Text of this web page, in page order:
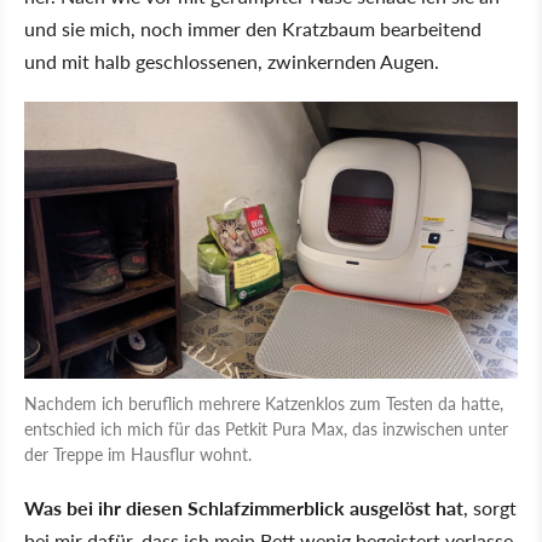
und sie mich, noch immer den Kratzbaum bearbeitend
und mit halb geschlossenen, zwinkernden Augen.
Nachdem ich beruflich mehrere Katzenklos zum Testen da hatte,
entschied ich mich für das Petkit Pura Max, das inzwischen unter
der Treppe im Hausflur wohnt.
Was bei ihr diesen Schlafzimmerblick ausgelöst hat, sorgt